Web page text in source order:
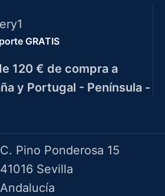
GRATIS
120 € de compra a
y Portugal - Península -
C. Pino Ponderosa 15
41016 Sevilla
Andalucía